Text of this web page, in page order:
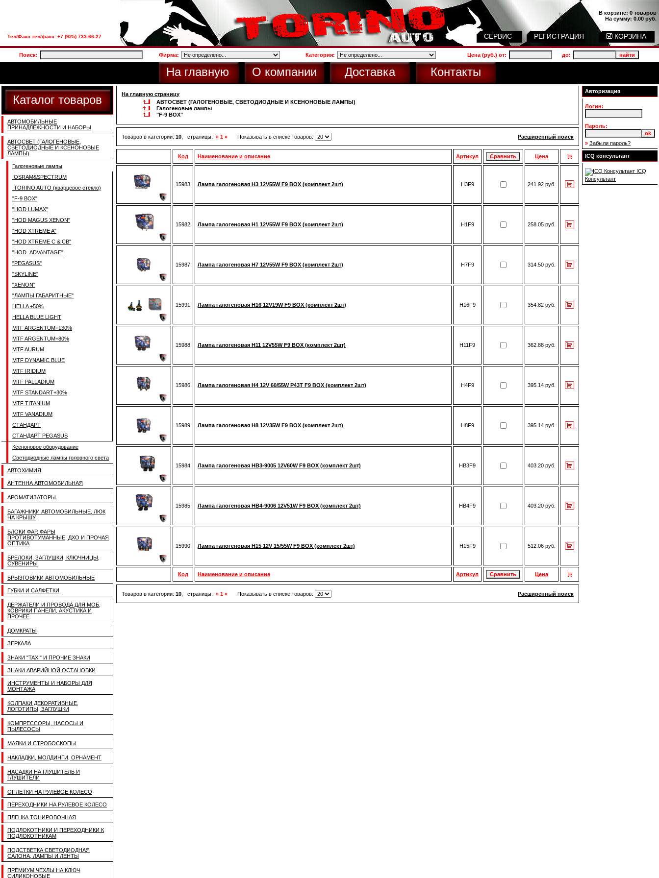
В корзине: 0 товаров
На сумму: 0.00 руб.
Тел/Факс тел/факс: +7 (925) 733-66-27 СЕРВИС РЕГИСТРАЦИЯ КОРЗИНА
Поиск: Фирма: Категория: Цена (руб.) от: до:
На главную О компании Доставка Контакты
Каталог товаров
АВТОМОБИЛЬНЫЕ
ПРИНАДЛЕЖНОСТИ И НАБОРЫ
АВТОСВЕТ (ГАЛОГЕНОВЫЕ,
СВЕТОДИОДНЫЕ И КСЕНОНОВЫЕ
ЛАМПЫ)
Галогеновые лампы
!OSRAM&SPECTRUM
!TORINO AUTO (кварцевое стекло)
"F-9 BOX"
"HOD LUMAX"
"HOD MAGUS XENON"
"HOD XTREME A"
"HOD XTREME C & CB"
"HOD_ADVANTAGE"
"PEGASUS"
"SKYLINE"
"XENON"
"ЛАМПЫ ГАБАРИТНЫЕ"
HELLA +50%
HELLA BLUE LIGHT
MTF ARGENTUM+130%
MTF ARGENTUM+80%
MTF AURUM
MTF DYNAMIC BLUE
MTF IRIDIUM
MTF PALLADIUM
MTF STANDART+30%
MTF TITANIUM
MTF VANADIUM
СТАНДАРТ
СТАНДАРТ PEGASUS
Ксеноновое оборудование
Светодиодные лампы головного света
АВТОХИМИЯ
АНТЕННА АВТОМОБИЛЬНАЯ
АРОМАТИЗАТОРЫ
БАГАЖНИКИ АВТОМОБИЛЬНЫЕ, ЛЮК
НА КРЫШУ
БЛОКИ ФАР, ФАРЫ
ПРОТИВОТУМАННЫЕ, ДХО И ПРОЧАЯ
ОПТИКА
БРЕЛОКИ, ЗАГЛУШКИ, КЛЮЧНИЦЫ,
СУВЕНИРЫ
БРЫЗГОВИКИ АВТОМОБИЛЬНЫЕ
ГУБКИ И САЛФЕТКИ
ДЕРЖАТЕЛИ И ПРОВОДА ДЛЯ МОБ,
КОВРИКИ ПАНЕЛИ, АКУСТИКА И
ПРОЧЕЕ
ДОМКРАТЫ
ЗЕРКАЛА
ЗНАКИ "TAXI" И ПРОЧИЕ ЗНАКИ
ЗНАКИ АВАРИЙНОЙ ОСТАНОВКИ
ИНСТРУМЕНТЫ И НАБОРЫ ДЛЯ
МОНТАЖА
КОЛПАКИ ДЕКОРАТИВНЫЕ,
ЛОГОТИПЫ, ЗАГЛУШКИ
КОМПРЕССОРЫ, НАСОСЫ И
ПЫЛЕСОСЫ
МАЯКИ И СТРОБОСКОПЫ
НАКЛАДКИ, МОЛДИНГИ, ОРНАМЕНТ
НАСАДКИ НА ГЛУШИТЕЛЬ И
ГЛУШИТЕЛИ
ОПЛЕТКИ НА РУЛЕВОЕ КОЛЕСО
ПЕРЕХОДНИКИ НА РУЛЕВОЕ КОЛЕСО
ПЛЕНКА ТОНИРОВОЧНАЯ
ПОДЛОКОТНИКИ И ПЕРЕХОДНИКИ К
ПОДЛОКОТНИКАМ
ПОДСТВЕТКА СВЕТОДИОДНАЯ
САЛОНА, ЛАМПЫ И ЛЕНТЫ
ПРЕМИУМ ЧЕХЛЫ НА КЛЮЧ
СИЛИКОНОВЫЕ
На главную страницу
АВТОСВЕТ (ГАЛОГЕНОВЫЕ, СВЕТОДИОДНЫЕ И КСЕНОНОВЫЕ ЛАМПЫ)
Галогеновые лампы
"F-9 BOX"
Товаров в категории: 10 , страницы: » 1 « Показывать в списке товаров: Расширенный поиск
Код Наименование и описание Артикул Цена
15983 Лампа галогеновая H3 12V55W F9 BOX (комплект 2шт) H3F9 241.92 руб.
15982 Лампа галогеновая H1 12V55W F9 BOX (комплект 2шт) H1F9 258.05 руб.
15987 Лампа галогеновая H7 12V55W F9 BOX (комплект 2шт) H7F9 314.50 руб.
15991 Лампа галогеновая H16 12V19W F9 BOX (комплект 2шт) H16F9 354.82 руб.
15988 Лампа галогеновая H11 12V55W F9 BOX (комплект 2шт) H11F9 362.88 руб.
15986 Лампа галогеновая H4 12V 60/55W P43T F9 BOX (комплект 2шт) H4F9 395.14 руб.
15989 Лампа галогеновая H8 12V35W F9 BOX (комплект 2шт) H8F9 395.14 руб.
15984 Лампа галогеновая HB3-9005 12V60W F9 BOX (комплект 2шт) HB3F9 403.20 руб.
15985 Лампа галогеновая HB4-9006 12V51W F9 BOX (комплект 2шт) HB4F9 403.20 руб.
15990 Лампа галогеновая H15 12V 15/55W F9 BOX (комплект 2шт) H15F9 512.06 руб.
Код Наименование и описание Артикул Цена
Товаров в категории: 10 , страницы: » 1 « Показывать в списке товаров: Расширенный поиск
Авторизация
Логин:
Пароль:
» Забыли пароль?
ICQ консультант
ICQ
Консультант